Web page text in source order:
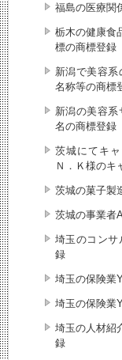
福島の医療関
栃木の健康食
標の商標登録
新潟で美容
名称等の商標
新潟の美容系
名の商標登録
茨城にてキ
Ｎ．Ｋ様のキ
茨城の菓子製
茨城の事業者
埼玉のコンサ
録
埼玉の保険業
埼玉の保険業
埼玉の人材紹
録